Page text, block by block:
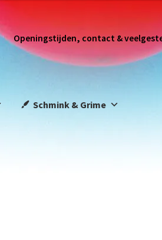
Openingstijden, contact &
Schmink & Grime